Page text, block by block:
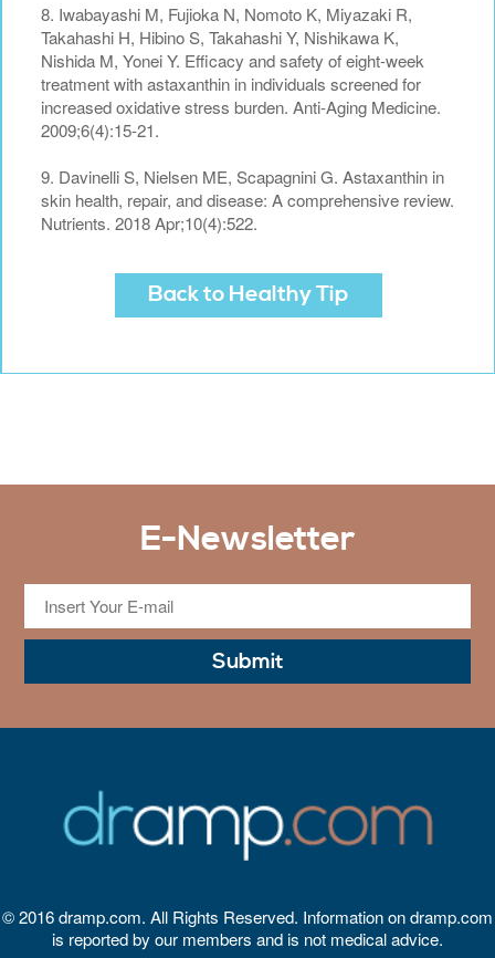
8. Iwabayashi M, Fujioka N, Nomoto K, Miyazaki R,
Takahashi H, Hibino S, Takahashi Y, Nishikawa K,
Nishida M, Yonei Y. Efficacy and safety of eight-week
treatment with astaxanthin in individuals screened for
increased oxidative stress burden. Anti-Aging Medicine.
2009;6(4):15-21.
9. Davinelli S, Nielsen ME, Scapagnini G. Astaxanthin in
skin health, repair, and disease: A comprehensive review.
Nutrients. 2018 Apr;10(4):522.
Back to Healthy Tip
E-Newsletter
© 2016 dramp.com. All Rights Reserved. Information on dramp.com
is reported by our members and is not medical advice.